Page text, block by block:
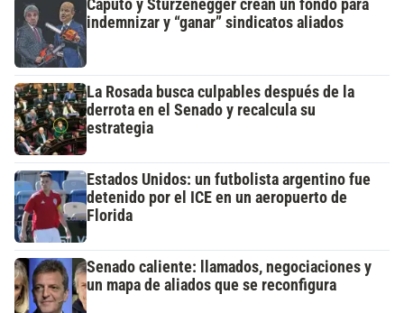
Caputo y Sturzenegger crean un fondo para
indemnizar y “ganar” sindicatos aliados
La Rosada busca culpables después de la
derrota en el Senado y recalcula su
estrategia
Estados Unidos: un futbolista argentino fue
detenido por el ICE en un aeropuerto de
Florida
Senado caliente: llamados, negociaciones y
un mapa de aliados que se reconfigura